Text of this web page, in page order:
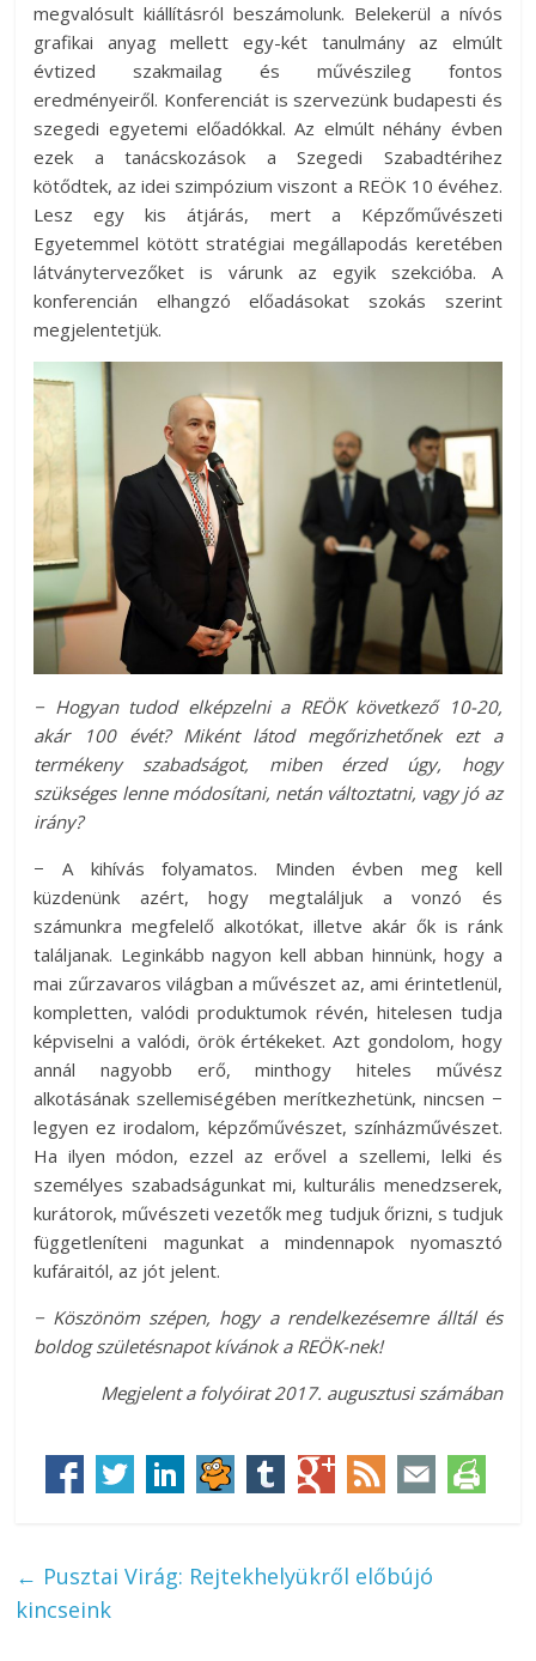
megvalósult kiállításról beszámolunk. Belekerül a nívós
grafikai anyag mellett egy-két tanulmány az elmúlt
évtized szakmailag és művészileg fontos
eredményeiről. Konferenciát is szervezünk budapesti és
szegedi egyetemi előadókkal. Az elmúlt néhány évben
ezek a tanácskozások a Szegedi Szabadtérihez
kötődtek, az idei szimpózium viszont a REÖK 10 évéhez.
Lesz egy kis átjárás, mert a Képzőművészeti
Egyetemmel kötött stratégiai megállapodás keretében
látványtervezőket is várunk az egyik szekcióba. A
konferencián elhangzó előadásokat szokás szerint
megjelentetjük.
− Hogyan tudod elképzelni a REÖK következő 10-20,
akár 100 évét? Miként látod megőrizhetőnek ezt a
termékeny szabadságot, miben érzed úgy, hogy
szükséges lenne módosítani, netán változtatni, vagy jó az
irány?
− A kihívás folyamatos. Minden évben meg kell
küzdenünk azért, hogy megtaláljuk a vonzó és
számunkra megfelelő alkotókat, illetve akár ők is ránk
találjanak. Leginkább nagyon kell abban hinnünk, hogy a
mai zűrzavaros világban a művészet az, ami érintetlenül,
kompletten, valódi produktumok révén, hitelesen tudja
képviselni a valódi, örök értékeket. Azt gondolom, hogy
annál nagyobb erő, minthogy hiteles művész
alkotásának szellemiségében merítkezhetünk, nincsen −
legyen ez irodalom, képzőművészet, színházművészet.
Ha ilyen módon, ezzel az erővel a szellemi, lelki és
személyes szabadságunkat mi, kulturális menedzserek,
kurátorok, művészeti vezetők meg tudjuk őrizni, s tudjuk
függetleníteni magunkat a mindennapok nyomasztó
kufáraitól, az jót jelent.
− Köszönöm szépen, hogy a rendelkezésemre álltál és
boldog születésnapot kívánok a REÖK-nek!
Megjelent a folyóirat 2017. augusztusi számában
← Pusztai Virág: Rejtekhelyükről előbújó
kincseink